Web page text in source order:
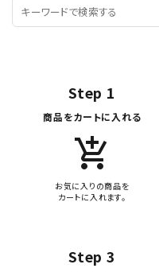
Step 1
商品をカートに入れる
add_shopping_cart
お気に入りの商品を
カートに入れます。
Step 3